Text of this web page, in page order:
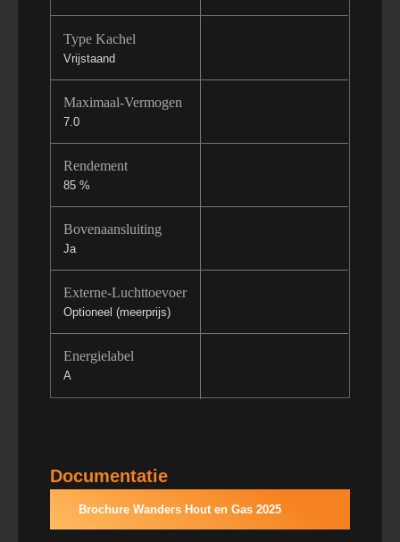
Type Kachel
Vrijstaand
Maximaal-Vermogen
7.0
Rendement
85 %
Bovenaansluiting
Ja
Externe-Luchttoevoer
Optioneel (meerprijs)
Energielabel
A
Documentatie
Brochure Wanders Hout en Gas 2025